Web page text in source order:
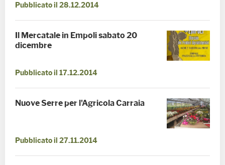
Pubblicato il 28.12.2014
Il Mercatale in Empoli sabato 20
dicembre
Pubblicato il 17.12.2014
Nuove Serre per l'Agricola Carraia
Pubblicato il 27.11.2014